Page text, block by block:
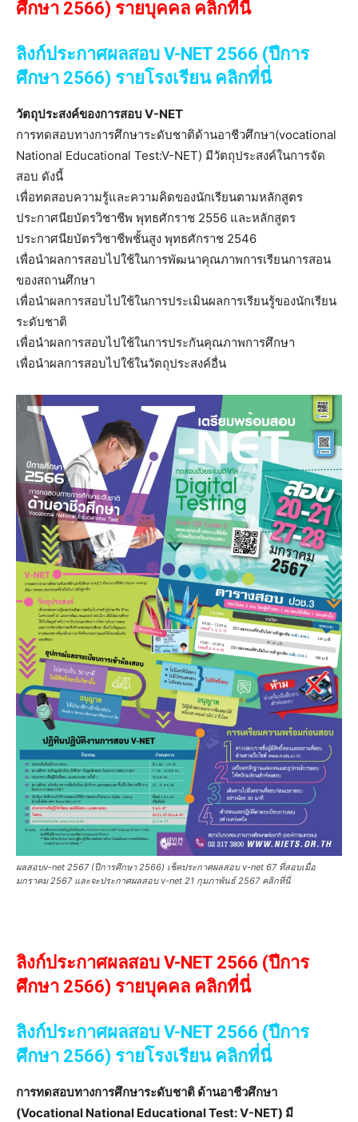
ศึกษา 2566) รายบุคคล คลิกที่นี่
ลิงก์ประกาศผลสอบ V-NET 2566 (ปีการ
ศึกษา 2566) รายโรงเรียน คลิกที่นี่
วัตถุประสงค์ของการสอบ V-NET
การทดสอบทางการศึกษาระดับชาติด้านอาชีวศึกษา(vocational
National Educational Test:V-NET) มีวัตถุประสงค์ในการจัด
สอบ ดังนี้
เพื่อทดสอบความรู้และความคิดของนักเรียนตามหลักสูตร
ประกาศนียบัตรวิชาชีพ พุทธศักราช 2556 และหลักสูตร
ประกาศนียบัตรวิชาชีพชั้นสูง พุทธศักราช 2546
เพื่อนำผลการสอบไปใช้ในการพัฒนาคุณภาพการเรียนการสอน
ของสถานศึกษา
เพื่อนำผลการสอบไปใช้ในการประเมินผลการเรียนรู้ของนักเรียน
ระดับชาติ
เพื่อนำผลการสอบไปใช้ในการประกันคุณภาพการศึกษา
เพื่อนำผลการสอบไปใช้ในวัตถุประสงค์อื่น
ผลสอบv-net 2567 (ปีการศึกษา 2566) เช็คประกาศผลสอบ v-net 67 ที่สอบเมื่อ
มกราคม 2567 และจะประกาศผลสอบ v-net 21 กุมภาพันธ์ 2567 คลิกที่นี่
ลิงก์ประกาศผลสอบ V-NET 2566 (ปีการ
ศึกษา 2566) รายบุคคล คลิกที่นี่
ลิงก์ประกาศผลสอบ V-NET 2566 (ปีการ
ศึกษา 2566) รายโรงเรียน คลิกที่นี่
การทดสอบทางการศึกษาระดับชาติ ด้านอาชีวศึกษา
(Vocational National Educational Test: V-NET) มี